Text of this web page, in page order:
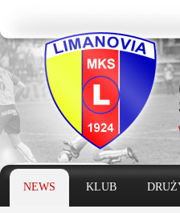
NEWS KLUB